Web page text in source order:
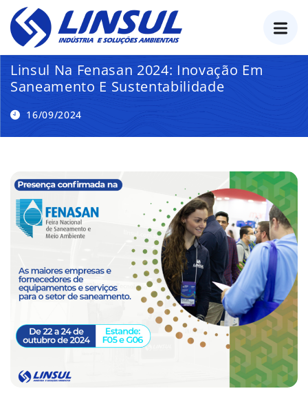
conteúdo
Linsul Na Fenasan 2024: Inovação Em
Saneamento E Sustentabilidade
16/09/2024